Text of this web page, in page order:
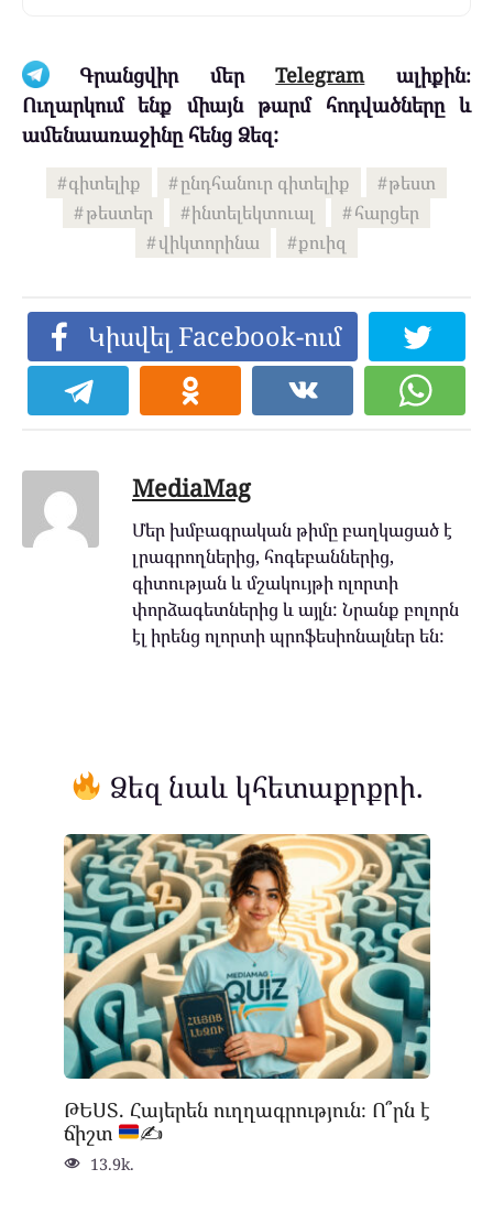
Գրանցվիր մերTelegramալիքին։
Ուղարկում ենք միայն թարմ հոդվածները և
ամենաառաջինը հենց Ձեզ:
գիտելիք ընդհանուր գիտելիք
թեստ
թեստեր
ինտելեկտուալ
հարցեր
վիկտորինա
քուիզ
Կիսվել Facebook-ում
MediaMag
Մեր խմբագրական թիմը բաղկացած է
լրագրողներից, հոգեբաններից,
գիտության և մշակույթի ոլորտի
փորձագետներից և այլն: Նրանք բոլորն
էլ իրենց ոլորտի պրոֆեսիոնալներ են:
Ձեզ նաև կհետաքրքրի.
ԹԵՍՏ. Հայերեն ուղղագրություն։ Ո՞րն է
ճիշտ
✍
13.9k.